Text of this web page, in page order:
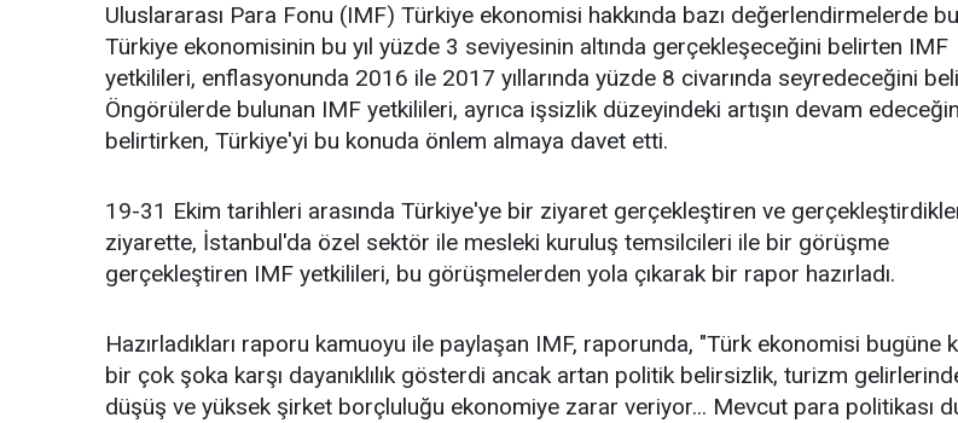
Uluslararası Para Fonu (IMF) Türkiye ekonomisi hakkında bazı değerlendirmelerde
Türkiye ekonomisinin bu yıl yüzde 3 seviyesinin altında gerçekleşeceğini belirten IMF
yetkilileri, enflasyonunda 2016 ile 2017 yıllarında yüzde 8 civarında seyredeceğini
Öngörülerde bulunan IMF yetkilileri, ayrıca işsizlik düzeyindeki artışın devam
belirtirken, Türkiye'yi bu konuda önlem almaya davet etti.
19-31 Ekim tarihleri arasında Türkiye'ye bir ziyaret gerçekleştiren ve
ziyarette, İstanbul'da özel sektör ile mesleki kuruluş temsilcileri ile bir görüşme
gerçekleştiren IMF yetkilileri, bu görüşmelerden yola çıkarak bir rapor hazırladı.
Hazırladıkları raporu kamuoyu ile paylaşan IMF, raporunda, "Türk ekonomisi bugüne
bir çok şoka karşı dayanıklılık gösterdi ancak artan politik belirsizlik, turizm
düşüş ve yüksek şirket borçluluğu ekonomiye zarar veriyor... Mevcut para politikası